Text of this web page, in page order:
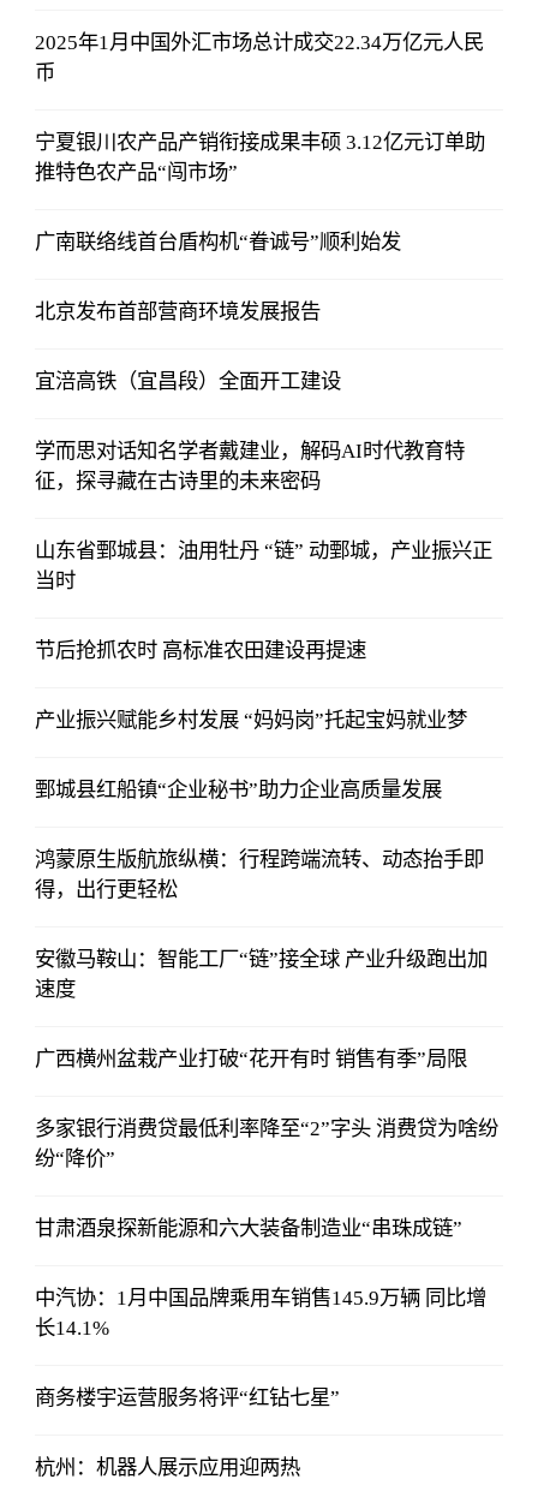
2025年1月中国外汇市场总计成交22.34万亿元人民
币
宁夏银川农产品产销衔接成果丰硕 3.12亿元订单助
推特色农产品“闯市场”
广南联络线首台盾构机“眷诚号”顺利始发
北京发布首部营商环境发展报告
宜涪高铁（宜昌段）全面开工建设
学而思对话知名学者戴建业，解码AI时代教育特
征，探寻藏在古诗里的未来密码
山东省鄄城县：油用牡丹 “链” 动鄄城，产业振兴正
当时
节后抢抓农时 高标准农田建设再提速
产业振兴赋能乡村发展 “妈妈岗”托起宝妈就业梦
鄄城县红船镇“企业秘书”助力企业高质量发展
鸿蒙原生版航旅纵横：行程跨端流转、动态抬手即
得，出行更轻松
安徽马鞍山：智能工厂“链”接全球 产业升级跑出加
速度
广西横州盆栽产业打破“花开有时 销售有季”局限
多家银行消费贷最低利率降至“2”字头 消费贷为啥纷
纷“降价”
甘肃酒泉探新能源和六大装备制造业“串珠成链”
中汽协：1月中国品牌乘用车销售145.9万辆 同比增
长14.1%
商务楼宇运营服务将评“红钻七星”
杭州：机器人展示应用迎两热